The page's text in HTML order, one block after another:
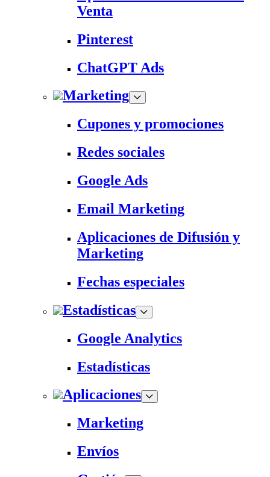
Venta
Pinterest
ChatGPT Ads
Marketing
Cupones y promociones
Redes sociales
Google Ads
Email Marketing
Aplicaciones de Difusión y
Marketing
Fechas especiales
Estadísticas
Google Analytics
Estadísticas
Aplicaciones
Marketing
Envíos